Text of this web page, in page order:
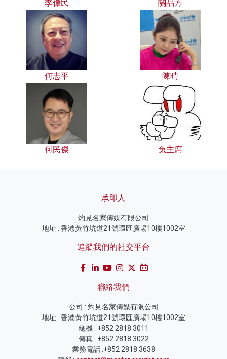
李偉民 關品方
何志平 陳晴
何民傑 兔主席
承印人
灼見名家傳媒有限公司
地址 : 香港黃竹坑道21號環匯廣場10樓1002室
追蹤我們的社交平台
聯絡我們
公司 : 灼見名家傳媒有限公司
地址 : 香港黃竹坑道21號環匯廣場10樓1002室
總機 : +852 2818 3011
傳真 : +852 2818 3022
業務電話 :+852 2818 3638